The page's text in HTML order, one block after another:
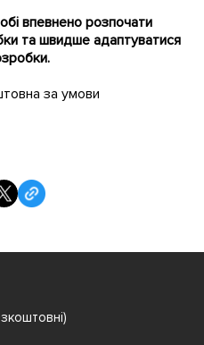
впевнено розпочати
та швидше адаптуватися
за умови